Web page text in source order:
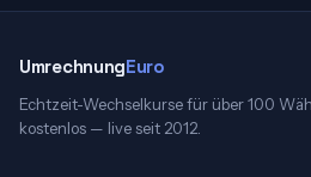
UmrechnungEuro
Echtzeit-Wechselkurse für über 100
kostenlos — live seit 2012.